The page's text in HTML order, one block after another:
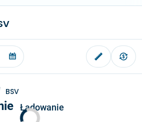
BSV
Ładowanie